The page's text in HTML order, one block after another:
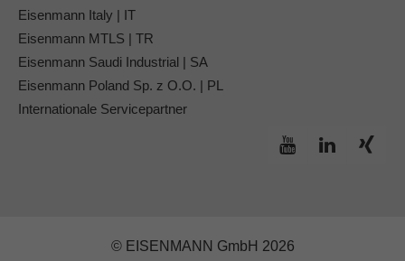
Eisenmann Italy | IT
Eisenmann MTLS | TR
Eisenmann Saudi Industrial | SA
Eisenmann Poland Sp. z O.O. | PL
Internationale Servicepartner
© EISENMANN GmbH 2026